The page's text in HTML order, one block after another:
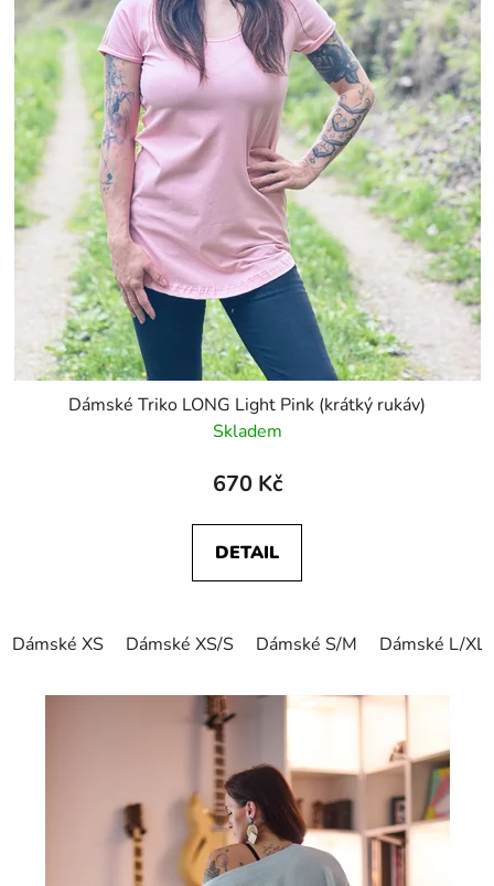
Dámské Triko LONG Light Pink (krátký rukáv)
Skladem
670 Kč
DETAIL
Dámské XS Dámské XS/S Dámské S/M Dámské L/XL